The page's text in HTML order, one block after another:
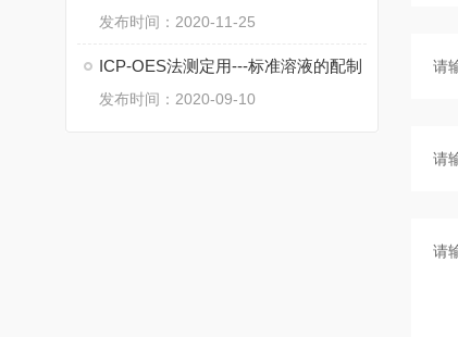
发布时间：2020-11-25
ICP-OES法测定用---标准溶液的配制
发布时间：2020-09-10